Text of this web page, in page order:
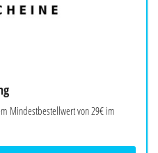
Mindestbestellwert von 29€ im